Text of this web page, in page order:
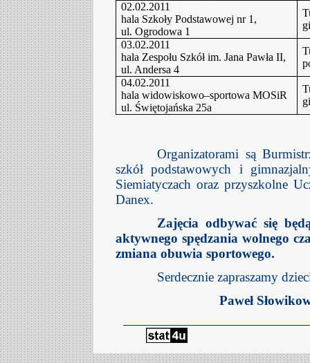
02.02.2011
hala Szkoły Podstawowej nr 1,
ul. Ogrodowa 1
03.02.2011
hala Zespołu Szkół im. Jana Pawła II,
ul. Andersa 4
04.02.2011
hala widowiskowo–sportowa MOSiR
ul. Świętojańska 25a
Organizatorami są
szkół podstawowych i
Siemiatyczach oraz przyszkolne
Danex.
Zajęcia odbywać się
aktywnego spędzania wolnego
zmiana obuwia sportowego.
Serdecznie zapraszamy
Paweł